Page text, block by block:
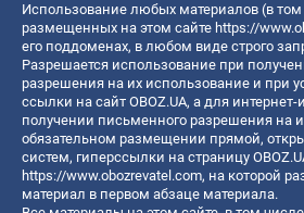
Использование любых материалов (в
размещенных на этом сайте https://
его поддоменах, в любом виде строго
Разрешается использование при
разрешения на их использование и при
ссылки на сайт OBOZ.UA, а для
получении письменного разрешения на
обязательном размещении прямой,
систем, гиперссылки на страницу
https://www.obozrevatel.com, на которой
материал в первом абзаце материала.